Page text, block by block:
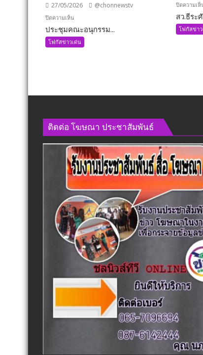
27/05/2026 @chonnewstv
ปิดความเห็น
ประชุม
คณะ
อนุ
แบบ
องค์
รวม
ประชุมคณะอนุกรรม...
โฟกัสข่าวเด่น
ปิดความเห็
สว.ธีระ
โฟกัสข่า
ติดต่อ​ โฆษณา​ ประชาสัมพันธ์